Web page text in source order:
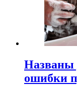
Названы
ошибки